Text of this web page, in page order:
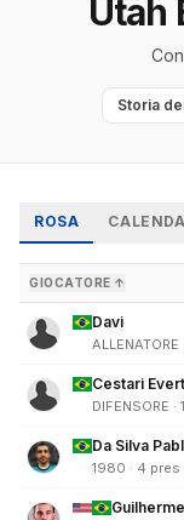
Utah
Storia
ROSA
GIOCATORE ↑
Davi
Cestari
DIFENSORE
Da Silva
1980 · 4 pres